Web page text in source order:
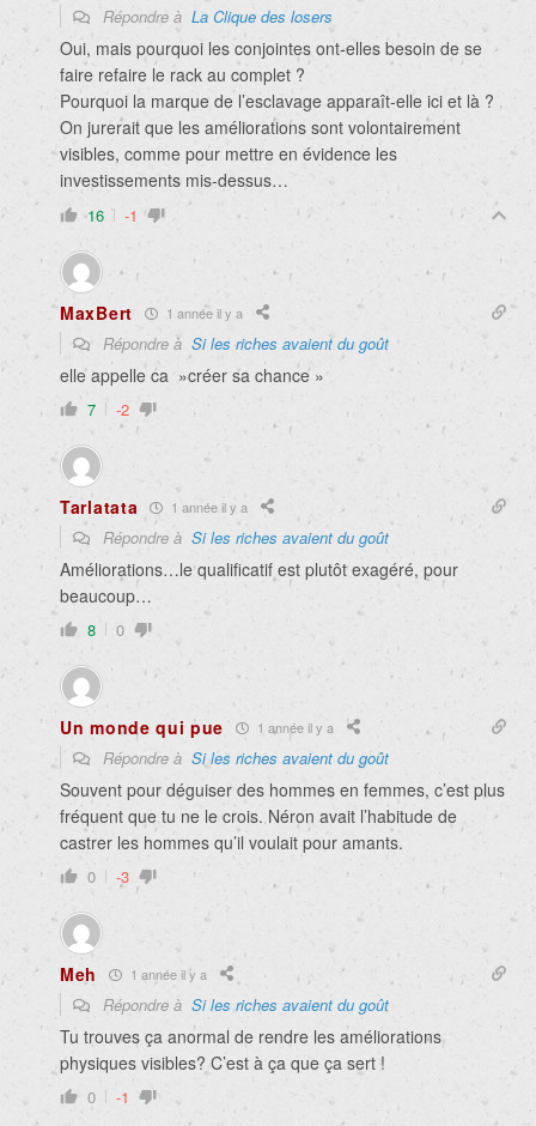
Répondre à La Clique des losers
Oui, mais pourquoi les conjointes ont-elles besoin de se
faire refaire le rack au complet ?
Pourquoi la marque de l’esclavage apparaît-elle ici et là ?
On jurerait que les améliorations sont volontairement
visibles, comme pour mettre en évidence les
investissements mis-dessus…
16 -1
MaxBert 1 année il y a
Répondre à Si les riches avaient du goût
elle appelle ca »créer sa chance »
7 -2
Tarlatata 1 année il y a
Répondre à Si les riches avaient du goût
Améliorations…le qualificatif est plutôt exagéré, pour
beaucoup…
8 0
Un monde qui pue 1 année il y a
Répondre à Si les riches avaient du goût
Souvent pour déguiser des hommes en femmes, c’est plus
fréquent que tu ne le crois. Néron avait l’habitude de
castrer les hommes qu’il voulait pour amants.
0 -3
Meh 1 année il y a
Répondre à Si les riches avaient du goût
Tu trouves ça anormal de rendre les améliorations
physiques visibles? C’est à ça que ça sert !
0 -1